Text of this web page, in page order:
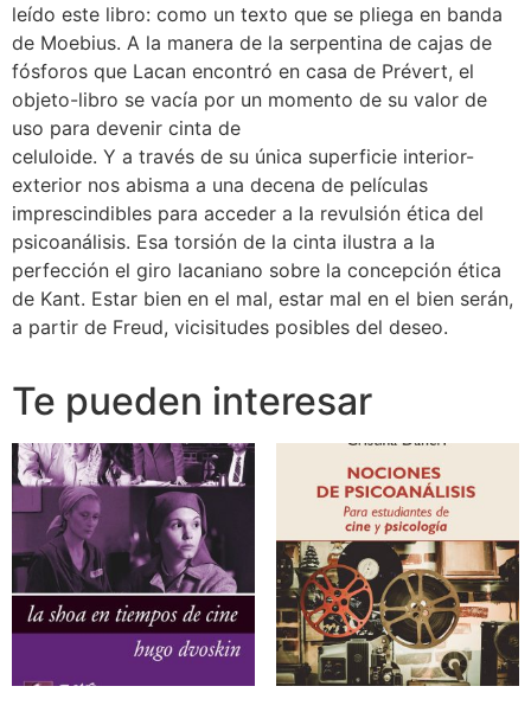
leído este libro: como un texto que se pliega en banda
de Moebius. A la manera de la serpentina de cajas de
fósforos que Lacan encontró en casa de Prévert, el
objeto-libro se vacía por un momento de su valor de
uso para devenir cinta de
celuloide. Y a través de su única superficie interior-
exterior nos abisma a una decena de películas
imprescindibles para acceder a la revulsión ética del
psicoanálisis. Esa torsión de la cinta ilustra a la
perfección el giro lacaniano sobre la concepción ética
de Kant. Estar bien en el mal, estar mal en el bien serán,
a partir de Freud, vicisitudes posibles del deseo.
Te pueden interesar